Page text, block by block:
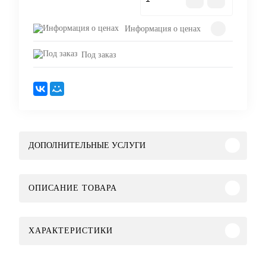
Информация о ценах
Под заказ
ДОПОЛНИТЕЛЬНЫЕ УСЛУГИ
ОПИСАНИЕ ТОВАРА
ХАРАКТЕРИСТИКИ